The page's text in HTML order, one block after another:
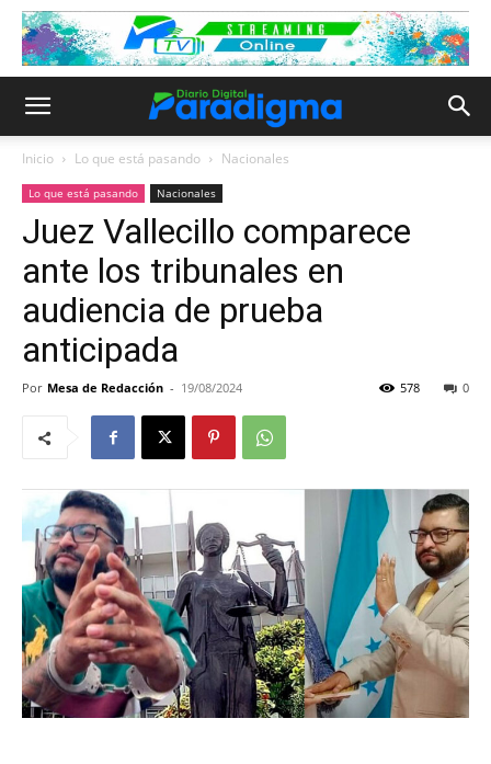
Inicio Lo que está pasando Nacionales
Lo que está pasando Nacionales
Juez Vallecillo comparece
ante los tribunales en
audiencia de prueba
anticipada
Por Mesa de Redacción - 19/08/2024 0
578